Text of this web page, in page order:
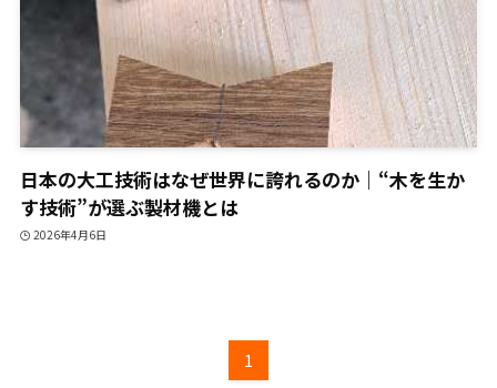
日本の大工技術はなぜ世界に誇れるのか｜“木を生か
す技術”が選ぶ製材機とは
2026年4月6日
1